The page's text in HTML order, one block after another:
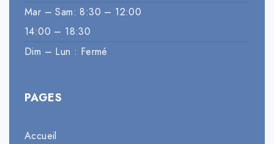
Mar – Sam: 8:30 – 12:00
14:00 – 18:30
Dim – Lun : Fermé
PAGES
Accueil